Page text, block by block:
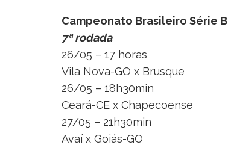
Campeonato Brasileiro Série B
7ª rodada
26/05 – 17 horas
Vila Nova-GO x Brusque
26/05 – 18h30min
Ceará-CE x Chapecoense
27/05 – 21h30min
Avaí x Goiás-GO